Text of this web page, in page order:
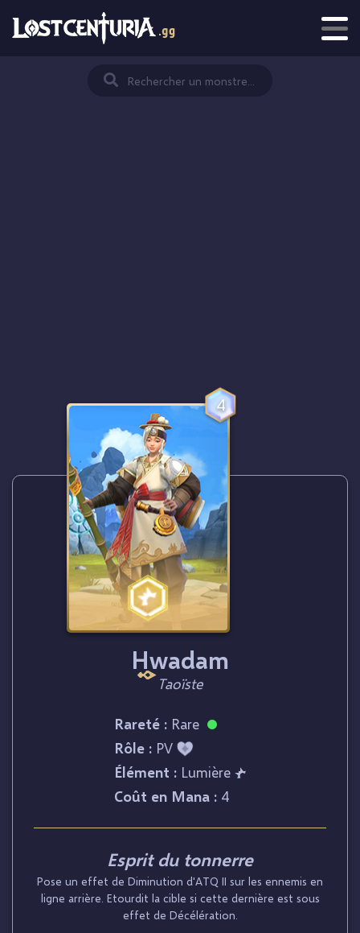
4
Hwadam
Taoïste
Rareté : Rare
Rôle : PV
Élément : Lumière
Coût en Mana : 4
Esprit du tonnerre
Pose un effet de Diminution d'ATQ II sur les ennemis en
ligne arrière. Etourdit la cible si cette dernière est sous
effet de Décélération.